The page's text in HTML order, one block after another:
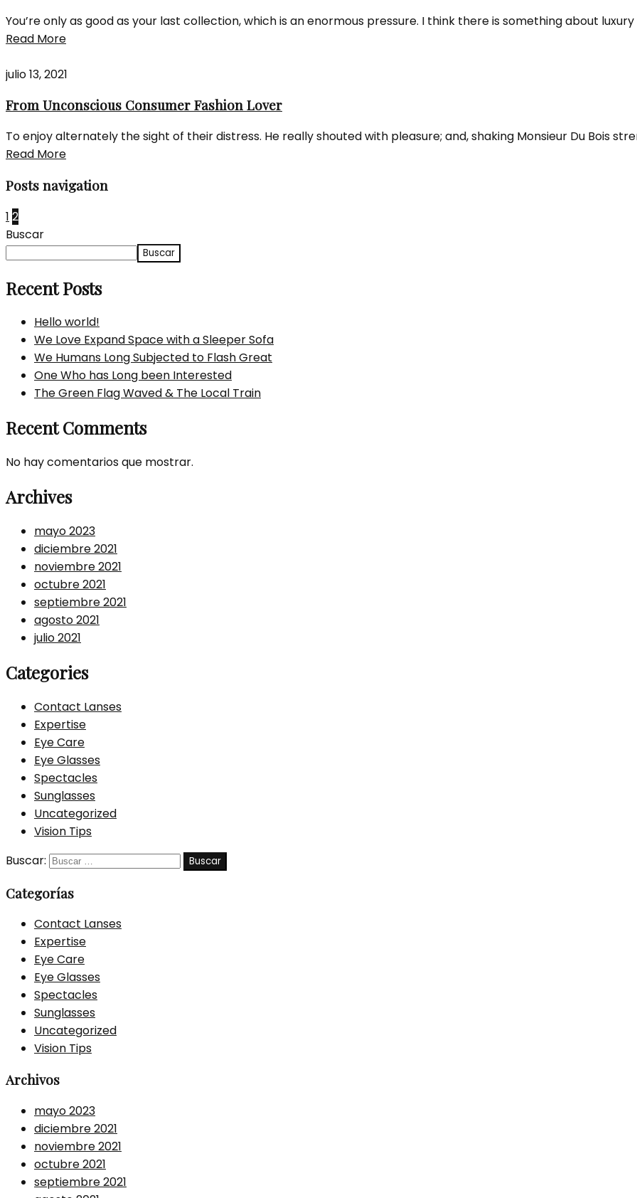
You’re only as good as your last collection, which is an enormous pressure. I think there is something about
Read More
julio 13, 2021
From Unconscious Consumer Fashion Lover
To enjoy alternately the sight of their distress. He really shouted with pleasure; and, shaking Monsieur Du Bois
Read More
Posts navigation
1 2
Buscar
Buscar
Recent Posts
Hello world!
We Love Expand Space with a Sleeper Sofa
We Humans Long Subjected to Flash Great
One Who has Long been Interested
The Green Flag Waved & The Local Train
Recent Comments
No hay comentarios que mostrar.
Archives
mayo 2023
diciembre 2021
noviembre 2021
octubre 2021
septiembre 2021
agosto 2021
julio 2021
Categories
Contact Lanses
Expertise
Eye Care
Eye Glasses
Spectacles
Sunglasses
Uncategorized
Vision Tips
Buscar:
Categorías
Contact Lanses
Expertise
Eye Care
Eye Glasses
Spectacles
Sunglasses
Uncategorized
Vision Tips
Archivos
mayo 2023
diciembre 2021
noviembre 2021
octubre 2021
septiembre 2021